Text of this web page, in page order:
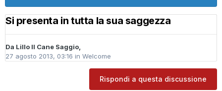
Si presenta in tutta la sua saggezza
Da Lillo ll Cane Saggio,
27 agosto 2013, 03:16 in Welcome
Rispondi a questa discussione